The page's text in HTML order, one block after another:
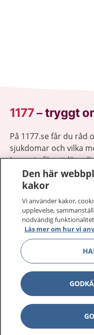
1177–tryggt
På 1177.se får du råd
sjukdomar och vilka
Logga in för att läsa
vårdärenden. Ring
sjukvårdsrådgivning
1177 på flera språk
Om 1177
Kontakt
Den här
kakor
Vi använder kakor,
upplevelse,
nödvändig
Läs mer om hur vi